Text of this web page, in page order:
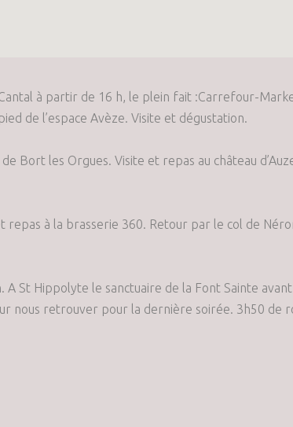
à partir de 16 h, le plein fait :Carrefour-
de l’espace Avèze. Visite et dégustation.
Bort les Orgues. Visite et repas au château
à la brasserie 360. Retour par le col de
St Hippolyte le sanctuaire de la Font Sainte
nous retrouver pour la dernière soirée. 3h50 de